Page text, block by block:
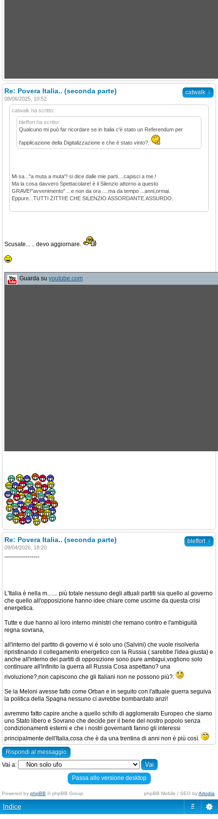
catwalk ↓
Re: Povera Italia.. (seconda parte)
08/06/2025, 10:52
catwalk ha scritto:
bleffort ha scritto:
Qualcuno mi può far ricordare se in Italia c'è stato un Referendum per
l'applicazione della Digitalizzazione e che è stato vinto?.
Mi sa..."a muta a muta"! si dice dalle mie parti....capisci a me.!
Ma la cosa davvero Spettacolare! è il Silenzio attorno a questo
GRAVE!"avvenimento" ...e non da ora ....ma da tempo ...anni,ormai.
Eppure...TUTTI ZITTI!E CHE SILENZIO ASSORDANTE.ASSURDO.
Scusate... .. devo aggiornare.
Guarda su youtube.com
bleffort ↓
Re: Povera Italia.. (seconda parte)
09/04/2026, 18:20
------------------
L'Italia è nella m....... più totale nessuno degli attuali partiti sia quello al governo
che quello all'opposizione hanno idee chiare come uscirne da questa crisi
energetica.
Tutte e due hanno al loro interno ministri che remano contro e l'ambiguità
regna sovrana,
all'interno del partito di governo vi è solo uno (Salvini) che vuole risolverla
ripristinando il collegamento energetico con la Russia ( sarebbe l'idea giusta) e
anche all'interno dei partiti di opposizione sono pure ambigui,vogliono solo
continuare all'infinito la guerra all Russia Cosa aspettano? una
rivoluzione?,non capiscono che gli Italiani non ne possono più?.
Se la Meloni avesse fatto come Orban e in seguito con l'attuale guerra seguiva
la politica della Spagna nessuno ci avrebbe bombardato anzi!
avremmo fatto capire anche a quello schifo di agglomerato Europeo che siamo
uno Stato libero e Sovrano che decide per il bene del nostro popolo senza
condizionamenti esterni e che i nostri governanti fanno gli interessi
principalmente dell'Italia,cosa che è da una trentina di anni non è più così.
Rispondi al messaggio
Vai a:
Passa allo versione desktop
Powered by phpBB © phpBB Group. phpBB Mobile / SEO byArtodia
Indice #